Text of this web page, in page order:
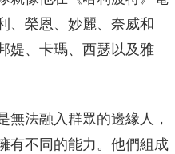
、榮恩、妙麗、奈威和
媞、 卡瑪、西瑟以及雅
無法融入群眾的邊緣人，
有不同的能力。 他們組成